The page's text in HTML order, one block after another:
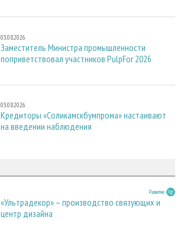
03.08.2026
Заместитель Министра промышленности
поприветствовал участников PulpFor 2026
03.08.2026
Кредиторы «Соликамскбумпрома» настаивают
на введении наблюдения
Развитие
«Ультрадекор» – производство связующих и
центр дизайна